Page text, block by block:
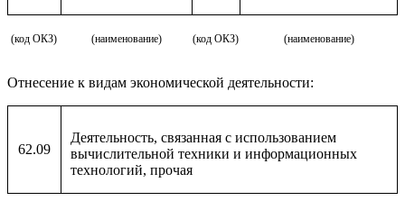
(код ОКЗ) (наименование) (код ОКЗ) (наименование)
Отнесение к видам экономической деятельности:
62.09
Деятельность, связанная с использованием
вычислительной техники и информационных
технологий, прочая